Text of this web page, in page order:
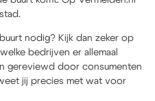
nodig? Kijk dan zeker op
bedrijven er allemaal
gereviewd door consumenten
jij precies met wat voor